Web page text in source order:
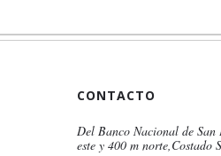
CONTACTO
Del Banco Nacional de San
este y 400 m norte,Costado